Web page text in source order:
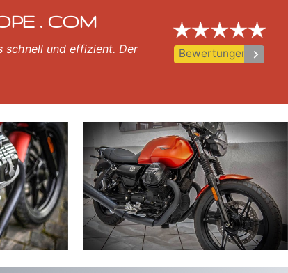
. COM
schnell und effizient. Der
Bewertungen keyboard_arrow_right